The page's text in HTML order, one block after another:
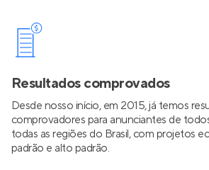
Resultados comprovados
Desde nosso início, em 2015, já temos
comprovadores para anunciantes de
todas as regiões do Brasil, com projetos
padrão e alto padrão.